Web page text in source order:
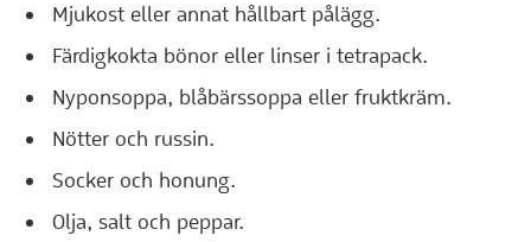
Mjukost eller annat hållbart pålägg.
Färdigkokta bönor eller linser i tetrapack.
Nyponsoppa, blåbärssoppa eller fruktkräm.
Nötter och russin.
Socker och honung.
Olja, salt och peppar.